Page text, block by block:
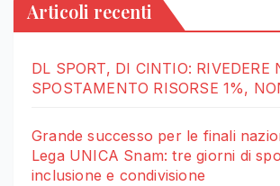
Articoli recenti
DL SPORT, DI CINTIO: RIVEDERE
SPOSTAMENTO RISORSE 1%,
Grande successo per le finali
Lega UNICA Snam: tre giorni di
inclusione e condivisione